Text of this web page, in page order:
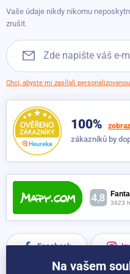
369 Kč
Obchodní podmínky
Vaše údaje nikdy nikomu
zrušit.
Chci, abyste mi zasílali
100%
zákazníků by
Facebook
Na vašem